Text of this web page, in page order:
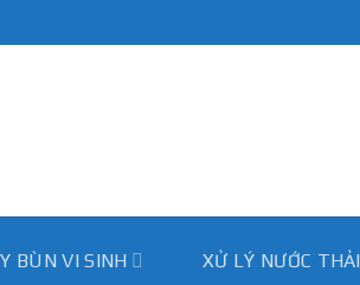
BÙN VI SINH XỬ LÝ NƯỚC THẢI